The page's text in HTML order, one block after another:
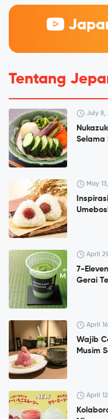
Tentang
July 8,
Selama
May
April
7-
Gerai
April
Wajib
Musim
April